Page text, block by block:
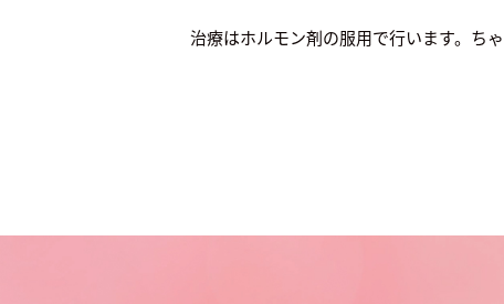
治療はホルモン剤の服用で行います。ち